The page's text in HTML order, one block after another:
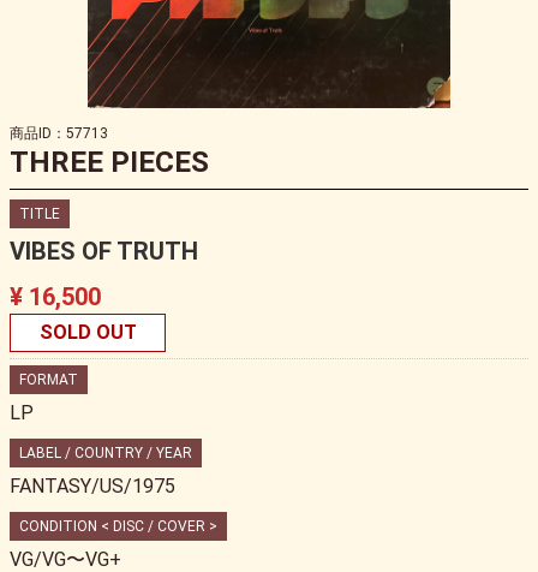
商品ID：57713
THREE PIECES
TITLE
VIBES OF TRUTH
¥ 16,500
SOLD OUT
FORMAT
LP
LABEL / COUNTRY / YEAR
FANTASY/US/1975
CONDITION < DISC / COVER >
VG/VG〜VG+